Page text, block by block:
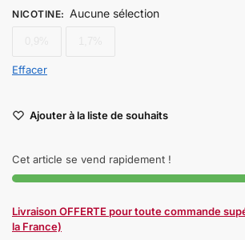
NICOTINE: Aucune sélection
Effacer
Ajouter à la liste de souhaits
Cet article se vend rapidement !
Livraison OFFERTE pour toute commande
la France)